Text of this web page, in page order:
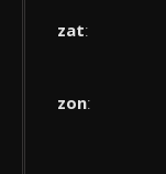
zat:
zon: